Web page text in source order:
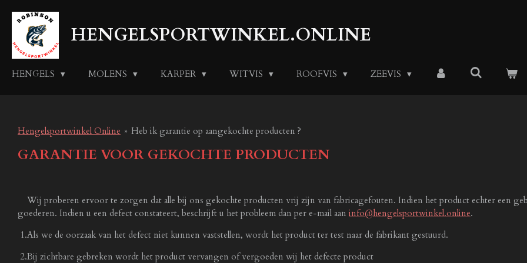
Ga
direct
de
HENGELSPORTWINKEL.ONLINE
HENGELS MOLENS KARPER WITVIS ROOFVIS ZEEVIS
Hengelsportwinkel Online » Heb ik garantie op aangekochte producten ?
GARANTIE VOOR GEKOCHTE PRODUCTEN
Wij proberen ervoor te zorgen dat alle bij ons gekochte producten vrij zijn van fabricagefouten. Indien het product echter een
goederen. Indien u een defect constateert, beschrijft u het probleem dan per e-mail aan info@hengelsportwinkel.online.
1.Als we de oorzaak van het defect niet kunnen vaststellen, wordt het product ter test naar de fabrikant gestuurd.
2.Bij zichtbare gebreken wordt het product vervangen of vergoeden wij het defecte product